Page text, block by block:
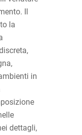
Il
la
in
dettagli,